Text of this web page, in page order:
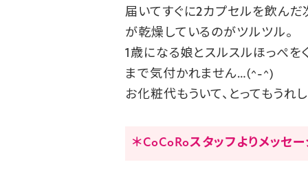
届いてすぐに2カプセルを飲んだ
が乾燥しているのがツルツル。
1歳になる娘とスルスルほっぺを
まで気付かれません…(^-^)
お化粧代もういて、とってもうれ
＊CoCoRoスタッフよりメッセ